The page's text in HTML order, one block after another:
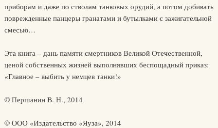
приборам и даже по стволам танковых орудий, а потом добивать
поврежденные панцеры гранатами и бутылками с зажигательной
смесью…
Эта книга – дань памяти смертников Великой Отечественной,
ценой собственных жизней выполнявших беспощадный приказ:
«Главное – выбить у немцев танки!»
© Першанин В. Н., 2014
© ООО «Издательство «Яуза», 2014